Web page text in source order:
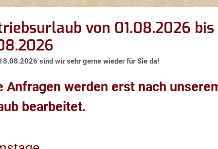
von 01.08.2026 bis
sind wir sehr gerne wieder für Sie da!
Anfragen werden erst nach
bearbeitet.
Betriebsurlaub
ab DI 18.08.2026 sind wir
MO-FR ist unser Haus
SAsiehe unten!
Warme Küche von 11:30
Bei Bedarf und